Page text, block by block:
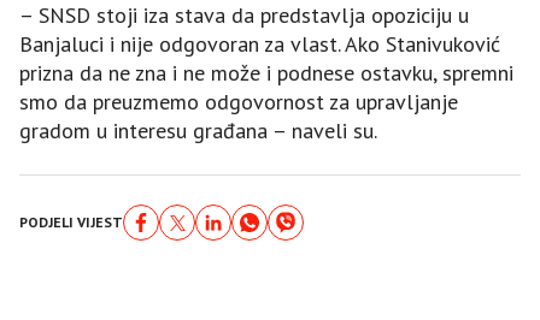
– SNSD stoji iza stava da predstavlja opoziciju u
Banjaluci i nije odgovoran za vlast. Ako Stanivuković
prizna da ne zna i ne može i podnese ostavku, spremni
smo da preuzmemo odgovornost za upravljanje
gradom u interesu građana – naveli su.
PODJELI VIJEST